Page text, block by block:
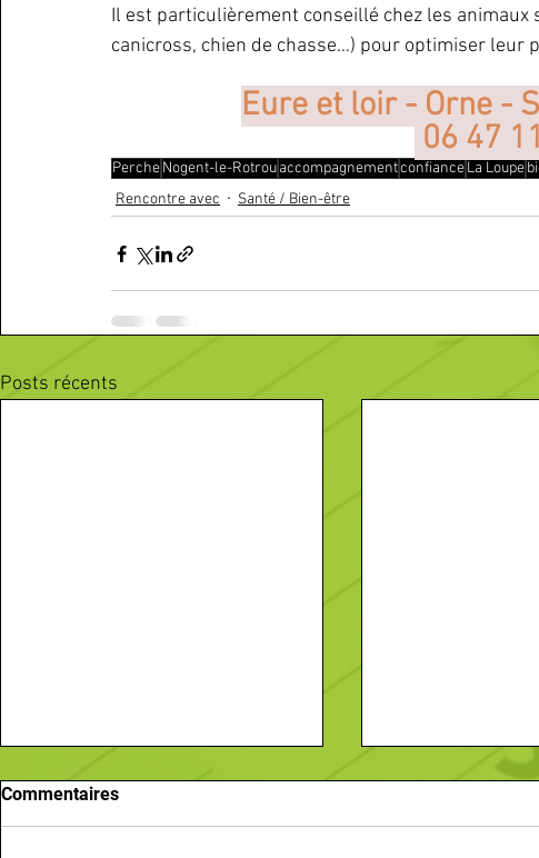
Il est particulièrement conseillé chez les animaux
canicross, chien de chasse…) pour optimiser
Eure et loir - Orne -
06 47
PercheNogent-le-RotrouaccompagnementconfianceLa Loupe
Rencontre avec
Santé / Bien-être
Posts récents
Commentaires